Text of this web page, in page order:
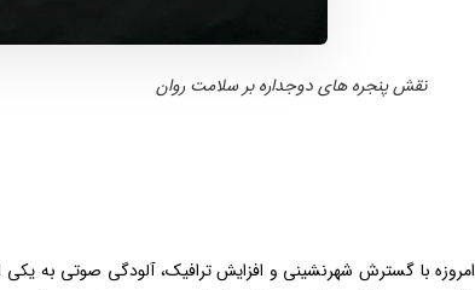
نقش پنجره های دوجداره بر سلامت روان
امروزه با گسترش شهرنشینی و افزایش ترافیک، آلودگی صوتی به